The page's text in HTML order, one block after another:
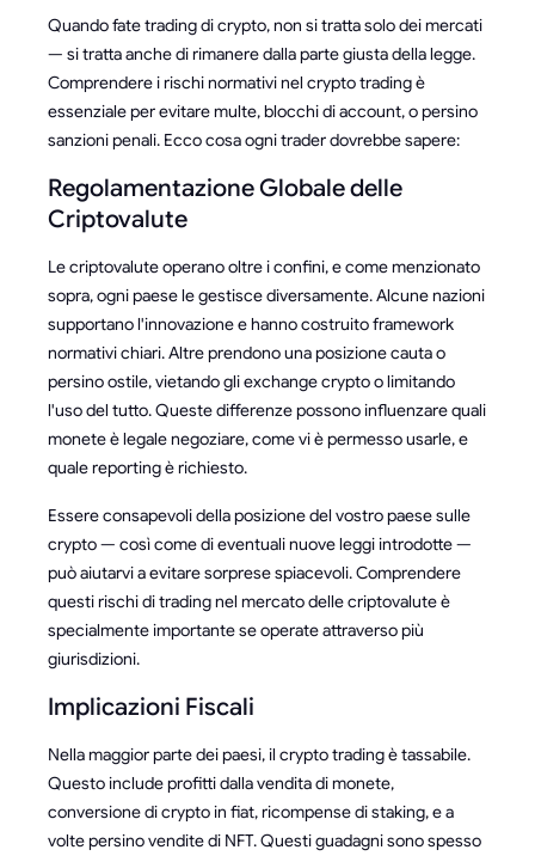
Quando fate trading di crypto, non si tratta solo dei mercati
— si tratta anche di rimanere dalla parte giusta della legge.
Comprendere i rischi normativi nel crypto trading è
essenziale per evitare multe, blocchi di account, o persino
sanzioni penali. Ecco cosa ogni trader dovrebbe sapere:
Regolamentazione Globale delle
Criptovalute
Le criptovalute operano oltre i confini, e come menzionato
sopra, ogni paese le gestisce diversamente. Alcune nazioni
supportano l'innovazione e hanno costruito framework
normativi chiari. Altre prendono una posizione cauta o
persino ostile, vietando gli exchange crypto o limitando
l'uso del tutto. Queste differenze possono influenzare quali
monete è legale negoziare, come vi è permesso usarle, e
quale reporting è richiesto.
Essere consapevoli della posizione del vostro paese sulle
crypto — così come di eventuali nuove leggi introdotte —
può aiutarvi a evitare sorprese spiacevoli. Comprendere
questi rischi di trading nel mercato delle criptovalute è
specialmente importante se operate attraverso più
giurisdizioni.
Implicazioni Fiscali
Nella maggior parte dei paesi, il crypto trading è tassabile.
Questo include profitti dalla vendita di monete,
conversione di crypto in fiat, ricompense di staking, e a
volte persino vendite di NFT. Questi guadagni sono spesso